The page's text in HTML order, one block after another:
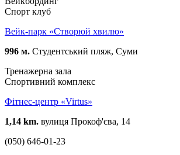
Спорт клуб
Вейк-парк «Створюй хвилю»
996 м. Студентський пляж, Суми
Тренажерна зала
Спортивний комплекс
Фітнес-центр «Virtus»
1,14 km. вулиця Прокоф'єва, 14
(050) 646-01-23